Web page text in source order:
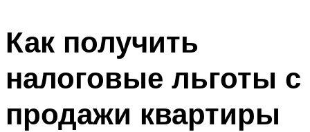
Как получить
налоговые льготы с
продажи квартиры